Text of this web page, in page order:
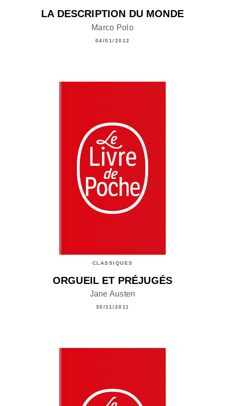
LA DESCRIPTION DU MONDE
Marco Polo
04/01/2012
CLASSIQUES
ORGUEIL ET PRÉJUGÉS
Jane Austen
30/11/2011